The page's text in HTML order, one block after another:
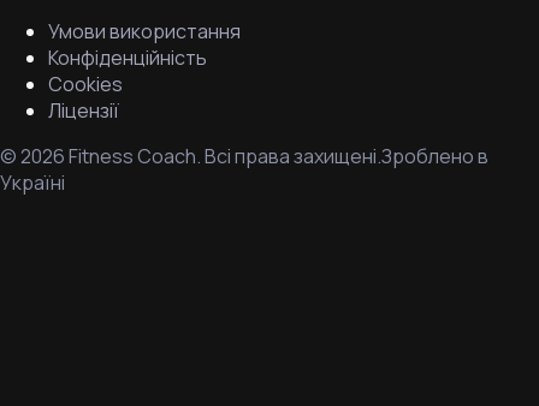
Умови використання
Конфіденційність
Cookies
Ліцензії
©2026Fitness Coach.Всі права захищені.Зроблено в
Україні